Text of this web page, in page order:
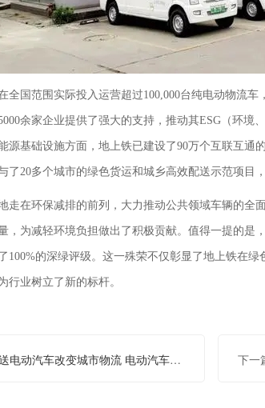
全国范围实际投入运营超过100,000台纯电动物流车
余家企业提供了强大的支持，推动其ESG（环境
源基础设施方面，地上铁已建设了90万个互联互通
了20多个城市的绿色货运和城乡高效配送示范项目
走在环保减排的前列，大力推动公共领域车辆的全
，为减轻环境负担做出了积极贡献。值得一提的是
100%的深绿评级。这一殊荣不仅彰显了地上铁在
行业树立了新的标杆。
动汽车改变城市物流 电动汽车哪家好？ 下一